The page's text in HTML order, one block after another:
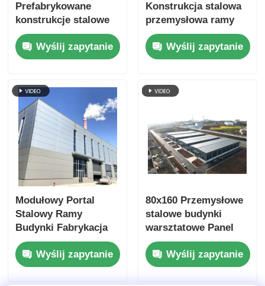
Prefabrykowane
konstrukcje stalowe
przemysłowe
Budownictwo
Składnia Szpa
Wyślij zapytanie
Konstrukcja stalowa
przemysłowa ramy
Standard AISC
Dostosowane
Wyślij zapytanie
Modułowy Portal
Stalowy Ramy
Budynki Fabrykacja
ALC Panel ścienny
Dostosowany
Wyślij zapytanie
80x160 Przemysłowe
stalowe budynki
warsztatowe Panel
kanapkowy
Wyślij zapytanie